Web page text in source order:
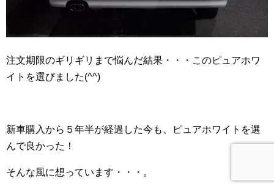
注文期限のギリギリまで悩んだ結果・・・このピュアホワ
イトを選びました(^^)
新車購入から５年半が経過した今も、ピュアホワイトを選
んで良かった！
そんな風に想っています・・・。